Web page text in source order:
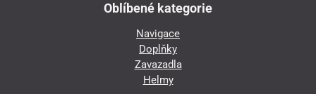
Oblíbené kategorie
Navigace
Doplňky
Zavazadla
Helmy